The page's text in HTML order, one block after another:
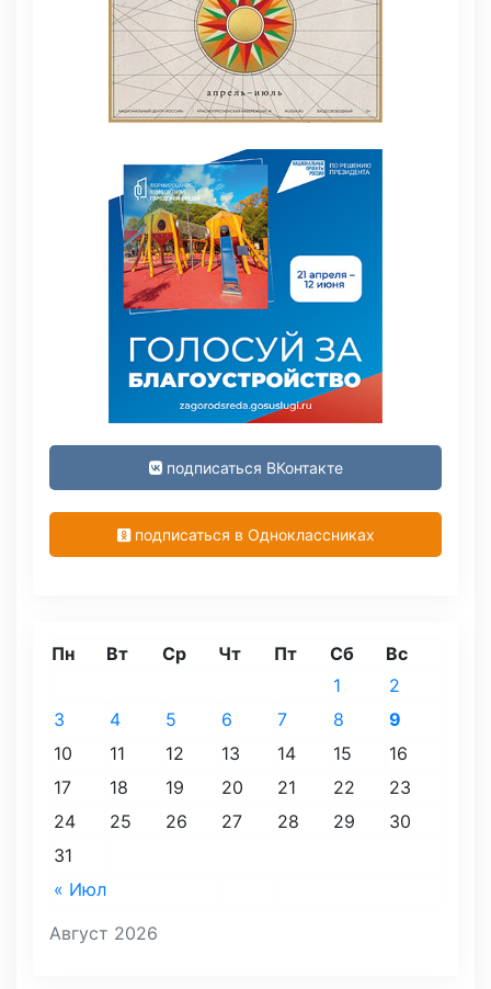
подписаться ВКонтакте
подписаться в Одноклассниках
Август 2026
Пн Вт Ср Чт Пт Сб Вс
« Июл
1
2
3
4 5 6 7 8
9
10
11 12 13 14 15
16
17
18 19 20 21 22
23
24
25 26 27 28 29
30
31